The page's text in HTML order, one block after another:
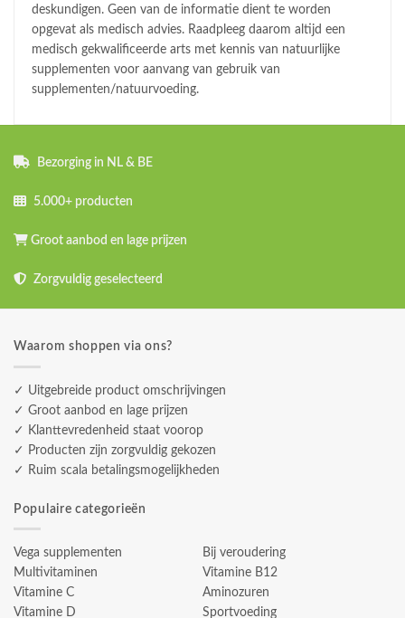
deskundigen. Geen van de informatie dient te worden
opgevat als medisch advies. Raadpleeg daarom altijd een
medisch gekwalificeerde arts met kennis van natuurlijke
supplementen voor aanvang van gebruik van
supplementen/natuurvoeding.
Bezorging in NL & BE
5.000+ producten
Groot aanbod en lage prijzen
Zorgvuldig geselecteerd
Waarom shoppen via ons?
✓ Uitgebreide product omschrijvingen
✓ Groot aanbod en lage prijzen
✓ Klanttevredenheid staat voorop
✓ Producten zijn zorgvuldig gekozen
✓ Ruim scala betalingsmogelijkheden
Populaire categorieën
Vega supplementen
Multivitaminen
Vitamine C
Vitamine D
Bij veroudering
Vitamine B12
Aminozuren
Sportvoeding